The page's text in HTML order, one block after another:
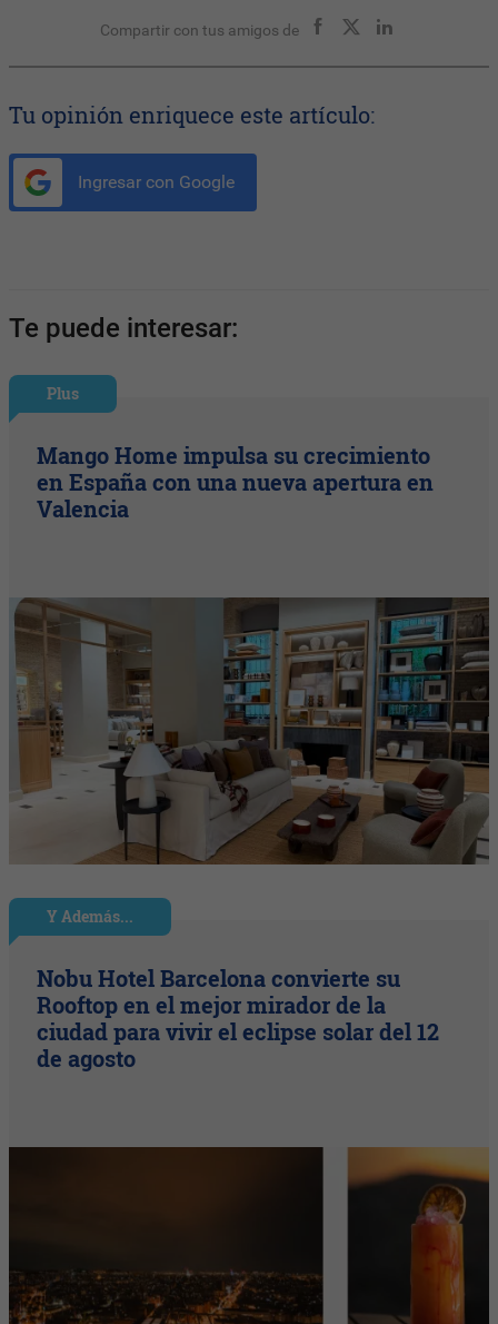
Compartir con tus amigos de
Tu opinión enriquece este artículo:
Ingresar con Google
Te puede interesar:
Plus
Mango Home impulsa su crecimiento
en España con una nueva apertura en
Valencia
Y Además...
Nobu Hotel Barcelona convierte su
Rooftop en el mejor mirador de la
ciudad para vivir el eclipse solar del 12
de agosto